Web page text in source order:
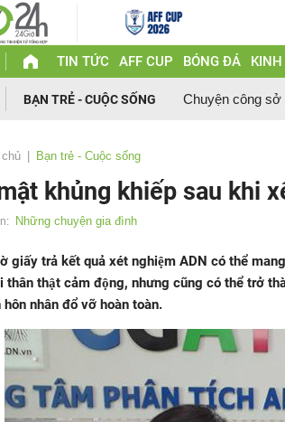
TIN TỨC AFF CUP BÓNG ĐÁ
BẠN TRẺ - CUỘC SỐNG Chuyện công sở
Bạn trẻ - Cuộc sống
khủng khiếp sau khi
Những chuyện gia đình
giấy trả kết quả xét nghiệm ADN có thể
thân thật cảm động, nhưng cũng có thể trở
hôn nhân đổ vỡ hoàn toàn.